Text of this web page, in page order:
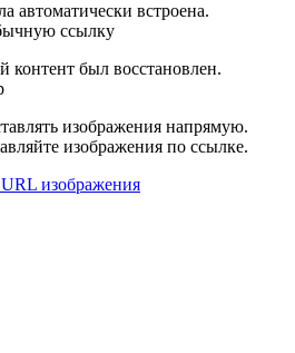
автоматически встроена.
ссылку
был восстановлен.
изображения напрямую.
изображения по ссылке.
URL изображения